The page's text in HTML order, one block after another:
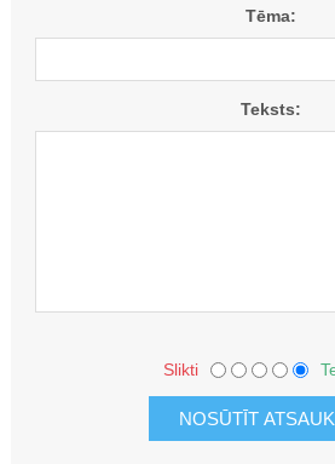
Tēma:
Teksts:
Slikti